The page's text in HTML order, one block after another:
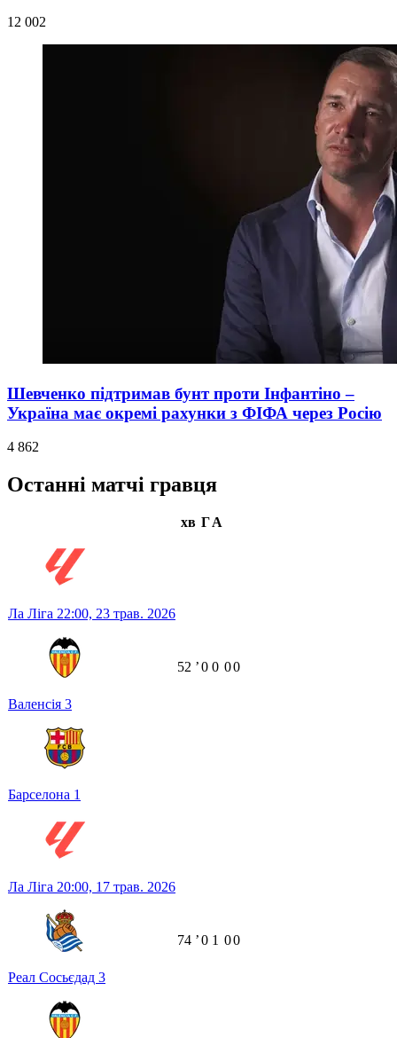
12 002
Шевченко підтримав бунт проти Інфантіно –
Україна має окремі рахунки з ФІФА через Росію
4 862
Останні матчі гравця
хв ГА
Ла Ліга 22:00, 23 трав. 2026
Валенсія 3
Барселона 1
52 ʼ0 0 00
Ла Ліга 20:00, 17 трав. 2026
Реал Сосьєдад 3
74 ʼ0 1 00